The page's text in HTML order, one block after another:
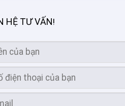
HỆ TƯ VẤN!